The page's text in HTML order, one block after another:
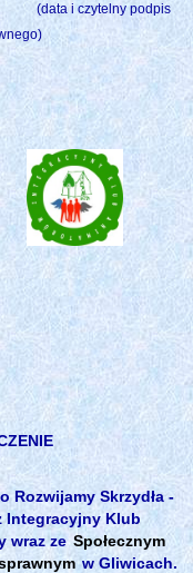
(data i czytelny podpis
Rozwijamy Skrzydła -
Integracyjny Klub
wraz ze Społecznym
w Gliwicach.